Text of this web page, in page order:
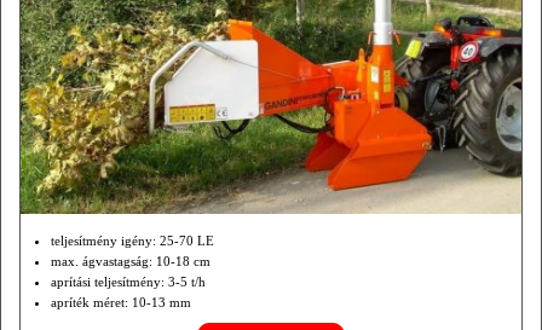
teljesítmény igény: 25-70 LE
max. ágvastagság: 10-18 cm
aprítási teljesítmény: 3-5 t/h
apríték méret: 10-13 mm